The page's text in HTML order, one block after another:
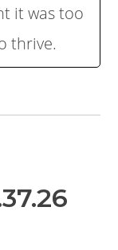
it was too
thrive.